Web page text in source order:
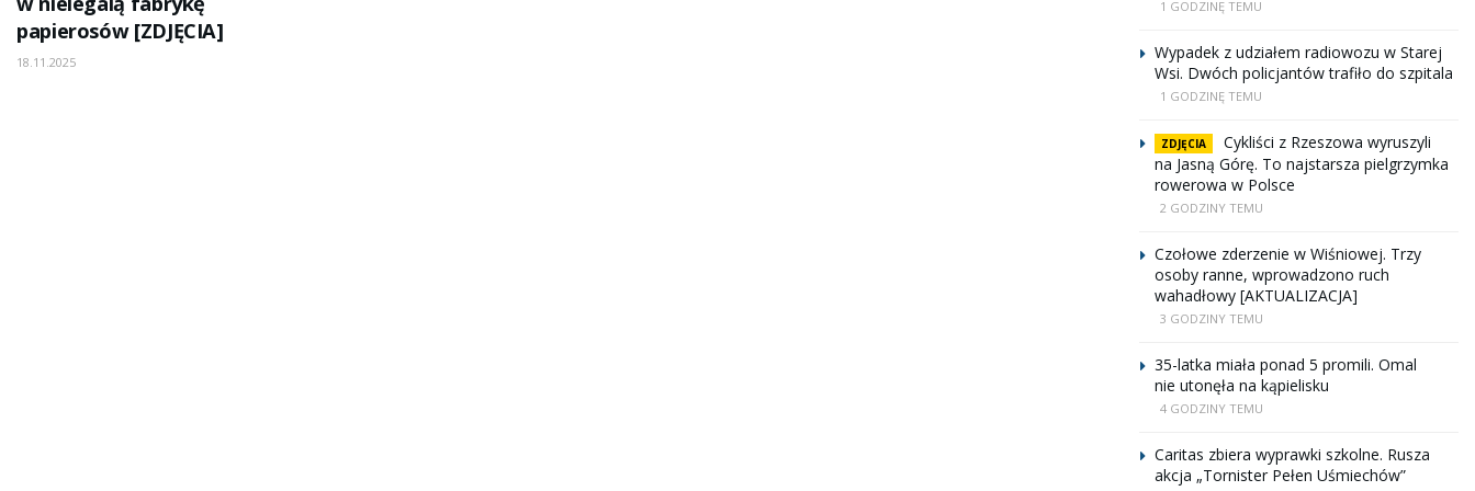
papierosów [ZDJĘCIA]
18.11.2025
1 GODZINĘ TEMU
Wypadek z udziałem radiowozu w Starej
Wsi. Dwóch policjantów trafiło do szpitala
1 GODZINĘ TEMU
ZDJĘCIA
Cykliści z Rzeszowa wyruszyli
na Jasną Górę. To najstarsza pielgrzymka
rowerowa w Polsce
2 GODZINY TEMU
Czołowe zderzenie w Wiśniowej. Trzy
osoby ranne, wprowadzono ruch
wahadłowy [AKTUALIZACJA]
3 GODZINY TEMU
35-latka miała ponad 5 promili. Omal
nie utonęła na kąpielisku
4 GODZINY TEMU
Caritas zbiera wyprawki szkolne. Rusza
akcja „Tornister Pełen Uśmiechów”